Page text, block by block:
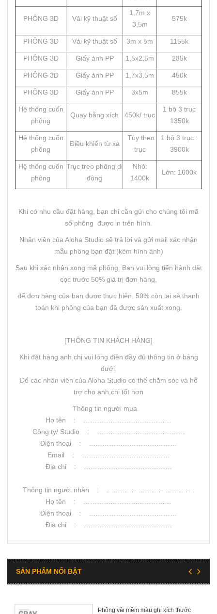
PHÔNG 3D Vải kỹ thuật số
1,7m x
3,5m
575k
PHÔNG 3D Vải kỹ thuật số 3m x 5m 1155k
PHÔNG 3D Giấy ảnh PP 1,5x2,5m 285k
PHÔNG 3D Giấy ảnh PP 1,7x3,5m 450k
PHÔNG 3D Giấy ảnh PP 3x5m 855k
Hệ thống cuốn
phông
Quay bằng xích 450k/ trục
1 bộ 3 trục
1350k
Hệ thống cuốn
phông
Điều khiển từ xa
Tùy theo
trục
1 bộ 3 trục :
3900k
Hệ thống cuốn
phông
Trục treo phông di
động
Nhỏ:
1400k
Lớn: 1600k
Khi có nhu cầu đặt hàng, bạn chỉ cần gửi cho chúng tôi mã
số phông được in trên hình.
Nhân viên của Aloha Studio sẽ trả lời và gửi mail xác nhận
mẫu phông bạn đặt (kèm hình ảnh)
Sau khi xác nhận xong mã phông. Bạn vui lòng tiến hành đặt
cọc trước 50% giá trị đơn hàng,
để đơn hàng của bạn được thực hiện. 50% còn lại sẽ thanh
toán khi phông của bạn đã được sản xuất xong.
[THÔNG TIN KHÁCH HÀNG]
Khi đặt hàng anh chị vui lòng điền đầy đủ thông tin ở bảng
dưới.
Để các nhân viên của Aloha Studio có thể chăm sóc và hỗ
trợ cho anh,chị tốt hơn
Thông tin người mua
Họ tên : …………………………………
Công ty/ Studio : …………………………………
Điện thoại : …………………………………
Email : …………………………………
Địa chỉ : …………………………………
Thông tin người nhận : …………………………………
Họ tên : …………………………………
Điện thoại : …………………………………
Địa chỉ : …………………………………
SẢN PHẨM NỔI BẬT
Phông vải mềm màu ghi kích thước